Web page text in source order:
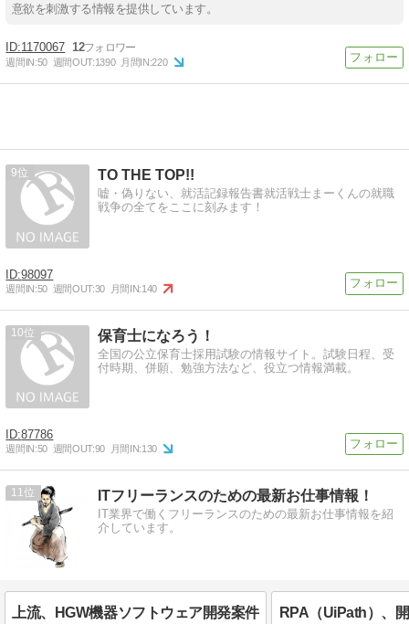
意欲を刺激する情報を提供しています。
1170067 12
週間IN:50 週間OUT:1390 月間IN:220
9 TO THE TOP!!
嘘・偽りない、就活記録報告書就活戦士まーくんの就職
戦争の全てをここに刻みます！
98097
週間IN:50 週間OUT:30 月間IN:140
10 保育士になろう！
全国の公立保育士採用試験の情報サイト。試験日程、受
付時期、併願、勉強方法など、役立つ情報満載。
87786
週間IN:50 週間OUT:90 月間IN:130
11 ITフリーランスのための最新お仕事情報！
IT業界で働くフリーランスのための最新お仕事情報を紹
介しています。
上流、HGW機器ソフトウェア開発案件 RPA（UiPath）、